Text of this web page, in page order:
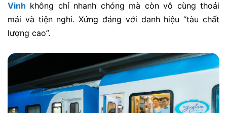
Vinh không chỉ nhanh chóng mà còn vô cùng thoải
mái và tiện nghi. Xứng đáng với danh hiệu “tàu chất
lượng cao”.